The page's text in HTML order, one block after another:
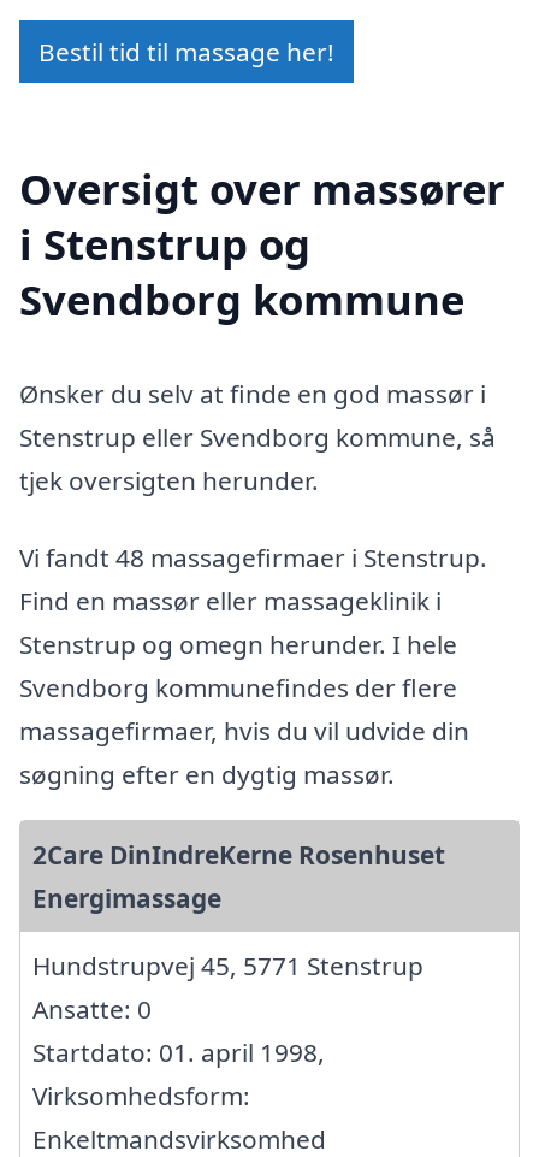
Bestil tid til massage her!
Oversigt over massører
i Stenstrup og
Svendborg kommune
Ønsker du selv at finde en god massør i
Stenstrup eller Svendborg kommune, så
tjek oversigten herunder.
Vi fandt 48 massagefirmaer i Stenstrup.
Find en massør eller massageklinik i
Stenstrup og omegn herunder. I hele
Svendborg kommunefindes der flere
massagefirmaer, hvis du vil udvide din
søgning efter en dygtig massør.
2Care DinIndreKerne Rosenhuset
Energimassage
Hundstrupvej 45, 5771 Stenstrup
Ansatte: 0
Startdato: 01. april 1998,
Virksomhedsform:
Enkeltmandsvirksomhed